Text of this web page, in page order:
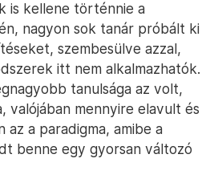
is kellene történnie a
nagyon sok tanár próbált ki
szembesülve azzal,
itt nem alkalmazhatók.
tanulsága az volt,
valójában mennyire elavult és
a paradigma, amibe a
benne egy gyorsan változó